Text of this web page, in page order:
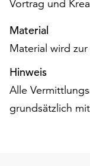
„Cookie-
Einstellungen“
zur
Verfügung.
Funktionale
Cookies
werden
Vortrag und
Material
Material wird
Hinweis
Alle
grundsätzlich